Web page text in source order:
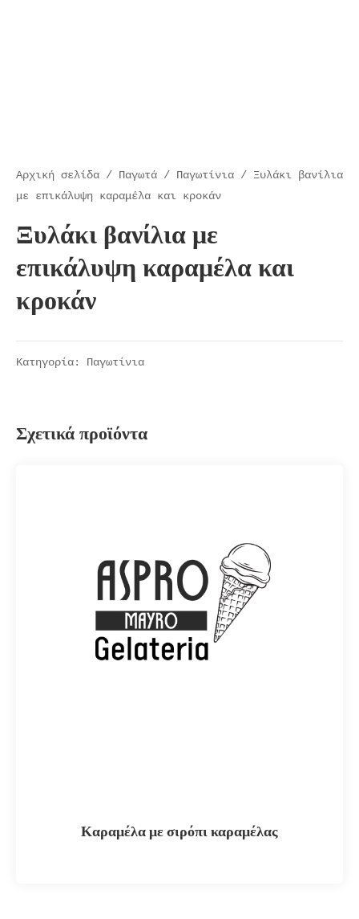
Αρχική σελίδα / Παγωτά / Παγωτίνια / Ξυλάκι βανίλια
με επικάλυψη καραμέλα και κροκάν
Ξυλάκι βανίλια με
επικάλυψη καραμέλα και
κροκάν
Κατηγορία: Παγωτίνια
Σχετικά προϊόντα
Καραμέλα με σιρόπι καραμέλας